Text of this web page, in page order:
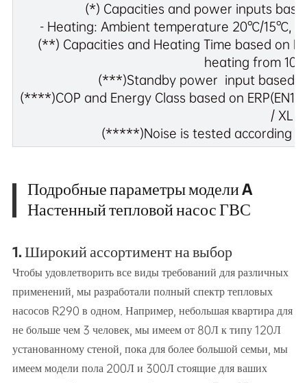
(*) Capacities and power inputs
- Heating: Ambient temperature 20℃/15℃,
(**) Capacities and Heating Time based on
heating from
(***)Standby power input based
(****)COP and Energy Class based on
/ XL
(*****)Noise is tested according
Подробные параметры модели A
Настенный тепловой насос ГВС
1. Широкий ассортимент на выбор
Чтобы удовлетворить все виды требований для различных
применений, мы разработали полный спектр тепловых
насосов R290 в одном. Например, небольшая квартира для
не больше чем 3 человек, мы имеем от 80Л к типу 120Л
установанному стеной, пока для более большой семьи, мы
имеем модели пола 200Л и 300Л стоящие для ваших